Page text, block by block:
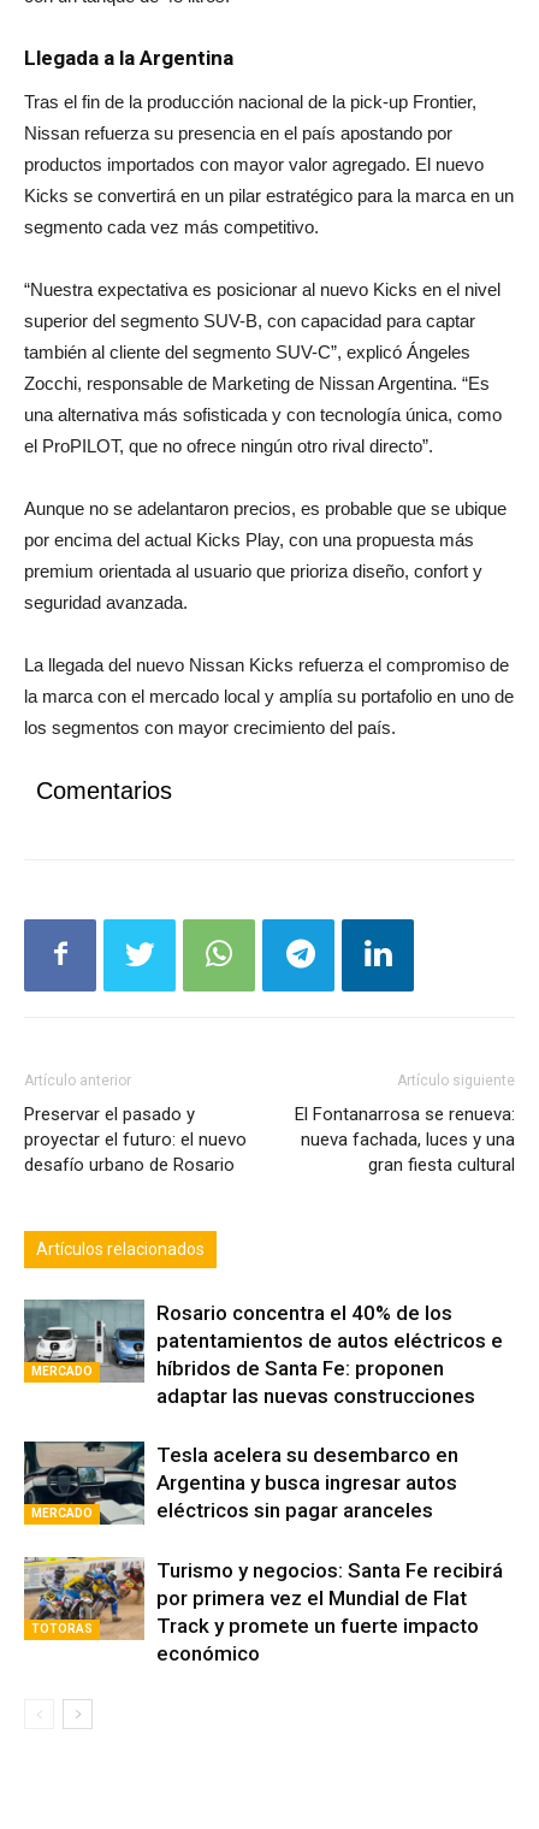
Llegada a la Argentina
Tras el fin de la producción nacional de la pick-up Frontier,
Nissan refuerza su presencia en el país apostando por
productos importados con mayor valor agregado. El nuevo
Kicks se convertirá en un pilar estratégico para la marca en un
segmento cada vez más competitivo.
“Nuestra expectativa es posicionar al nuevo Kicks en el nivel
superior del segmento SUV-B, con capacidad para captar
también al cliente del segmento SUV-C”, explicó Ángeles
Zocchi, responsable de Marketing de Nissan Argentina. “Es
una alternativa más sofisticada y con tecnología única, como
el ProPILOT, que no ofrece ningún otro rival directo”.
Aunque no se adelantaron precios, es probable que se ubique
por encima del actual Kicks Play, con una propuesta más
premium orientada al usuario que prioriza diseño, confort y
seguridad avanzada.
La llegada del nuevo Nissan Kicks refuerza el compromiso de
la marca con el mercado local y amplía su portafolio en uno de
los segmentos con mayor crecimiento del país.
Comentarios
Artículo anterior
Preservar el pasado y
proyectar el futuro: el nuevo
desafío urbano de Rosario
Artículo siguiente
El Fontanarrosa se renueva:
nueva fachada, luces y una
gran fiesta cultural
Artículos relacionados
MERCADO
Rosario concentra el 40% de los
patentamientos de autos eléctricos e
híbridos de Santa Fe: proponen
adaptar las nuevas construcciones
MERCADO
Tesla acelera su desembarco en
Argentina y busca ingresar autos
eléctricos sin pagar aranceles
TOTORAS
Turismo y negocios: Santa Fe recibirá
por primera vez el Mundial de Flat
Track y promete un fuerte impacto
económico